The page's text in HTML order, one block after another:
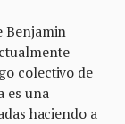
Benjamin
colectivo de
es una
haciendo a